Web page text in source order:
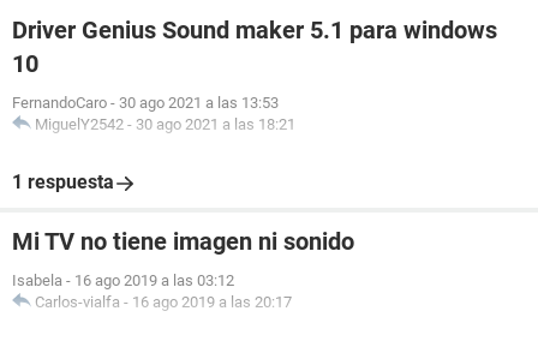
Driver Genius Sound maker 5.1 para windows
10
FernandoCaro - 30 ago 2021 a las 13:53
MiguelY2542 - 30 ago 2021 a las 18:21
1 respuesta
Mi TV no tiene imagen ni sonido
Isabela - 16 ago 2019 a las 03:12
Carlos-vialfa - 16 ago 2019 a las 20:17